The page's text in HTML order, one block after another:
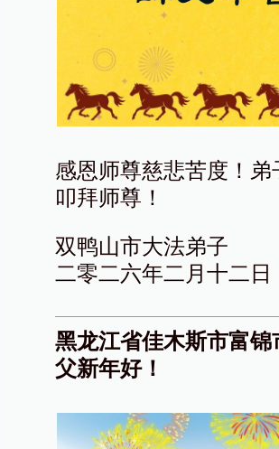
感恩师尊慈悲苦度！
叩拜师尊！
双鸭山市大法弟子
二零二六年二月十二日
黑龙江省佳木斯市富
父新年好！